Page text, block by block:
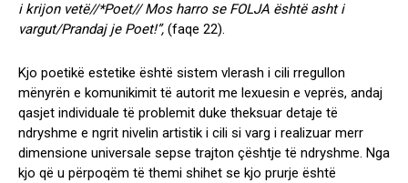
i krijon vetë//*Poet// Mos harro se FOLJA është asht i
vargut/Prandaj je Poet!”, (faqe 22).
Kjo poetikë estetike është sistem vlerash i cili rregullon
mënyrën e komunikimit të autorit me lexuesin e veprës, andaj
qasjet individuale të problemit duke theksuar detaje të
ndryshme e ngrit nivelin artistik i cili si varg i realizuar merr
dimensione universale sepse trajton çështje të ndryshme. Nga
kjo që u përpoqëm të themi shihet se kjo prurje është